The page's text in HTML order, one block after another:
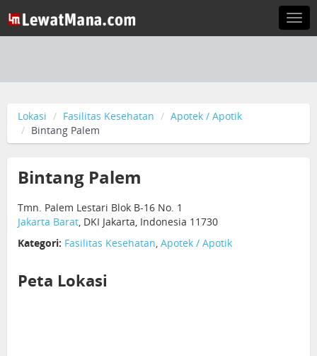
Lokasi Fasilitas Kesehatan
Apotek / Apotik
Bintang Palem
Bintang Palem
Tmn. Palem Lestari Blok B-16 No. 1
Jakarta Barat, DKI Jakarta, Indonesia 11730
Kategori: Fasilitas Kesehatan, Apotek / Apotik
Peta Lokasi